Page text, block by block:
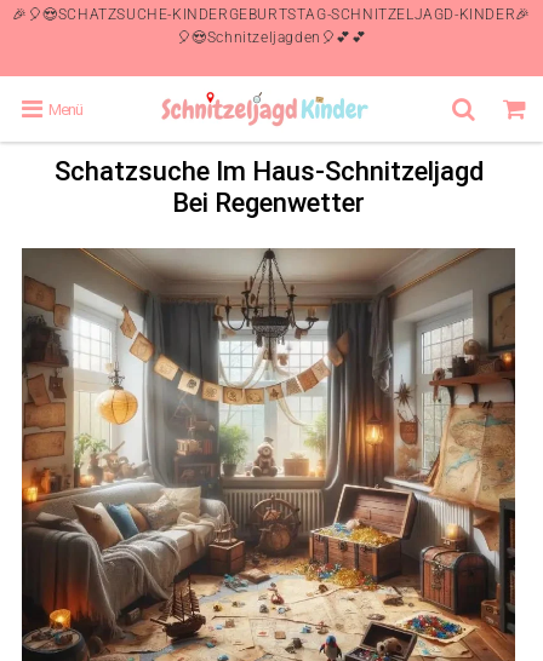
🎉🎈😍SCHATZSUCHE-KINDERGEBURTSTAG-SCHNITZELJAGD-KINDER🎉
🎈😍Schnitzeljagden🎈💕💕
Menü
Schatzsuche Im Haus-Schnitzeljagd
Bei Regenwetter